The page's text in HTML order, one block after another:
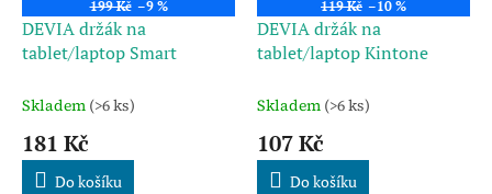
199 Kč –9 %
DEVIA držák na
tablet/laptop Smart
Skladem (>6 ks)
181 Kč
Do košíku
119 Kč –10 %
DEVIA držák na
tablet/laptop Kintone
Skladem (>6 ks)
107 Kč
Do košíku